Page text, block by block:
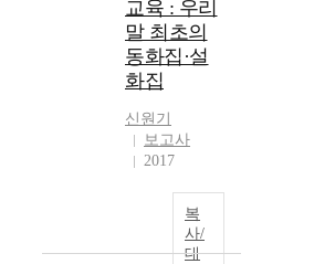
교육 : 우리
말 최초의
동화집·설
화집
신원기
보고사
2017
복
사/
대